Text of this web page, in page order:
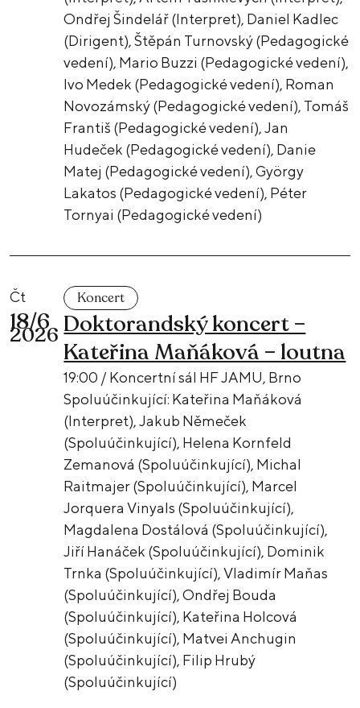
Ondřej Šindelář (Interpret), Daniel Kadlec
(Dirigent), Štěpán Turnovský (Pedagogické
vedení), Mario Buzzi (Pedagogické vedení),
Ivo Medek (Pedagogické vedení), Roman
Novozámský (Pedagogické vedení), Tomáš
Františ (Pedagogické vedení), Jan
Hudeček (Pedagogické vedení), Danie
Matej (Pedagogické vedení), György
Lakatos (Pedagogické vedení), Péter
Tornyai (Pedagogické vedení)
Čt
18/6
2026 Doktorandský koncert –
Kateřina Maňáková – loutna
19:00 / Koncertní sál HF JAMU, Brno
Spoluúčinkující: Kateřina Maňáková
(Interpret), Jakub Němeček
(Spoluúčinkující), Helena Kornfeld
Zemanová (Spoluúčinkující), Michal
Raitmajer (Spoluúčinkující), Marcel
Jorquera Vinyals (Spoluúčinkující),
Magdalena Dostálová (Spoluúčinkující),
Jiří Hanáček (Spoluúčinkující), Dominik
Trnka (Spoluúčinkující), Vladimír Maňas
(Spoluúčinkující), Ondřej Bouda
(Spoluúčinkující), Kateřina Holcová
(Spoluúčinkující), Matvei Anchugin
(Spoluúčinkující), Filip Hrubý
(Spoluúčinkující)
Koncert